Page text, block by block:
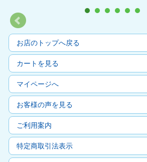
お店のトップへ戻る
カートを見る
マイページへ
お客様の声を見る
ご利用案内
特定商取引法表示